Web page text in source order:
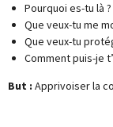
Pourquoi es-tu là ?
Que veux-tu me
Que veux-tu
Comment puis-je
But : Apprivoiser la